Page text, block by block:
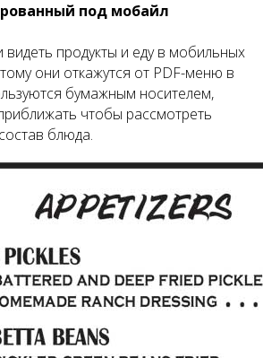
под мобайл
видеть продукты и еду в мобильных
они откажутся от PDF-меню в
бумажным носителем,
чтобы рассмотреть
блюда.